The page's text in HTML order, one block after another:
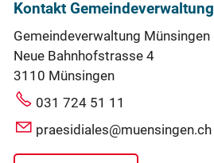
Kontakt Gemeindeverwaltung
Gemeindeverwaltung Münsingen
Neue Bahnhofstrasse 4
3110 Münsingen
031 724 51 11
praesidiales@muensingen.ch